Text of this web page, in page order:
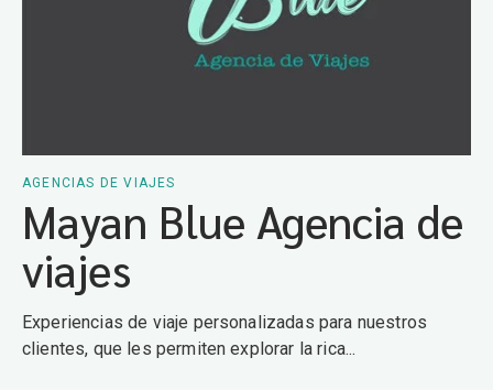
AGENCIAS DE VIAJES
Mayan Blue Agencia de
viajes
Experiencias de viaje personalizadas para nuestros
clientes, que les permiten explorar la rica...